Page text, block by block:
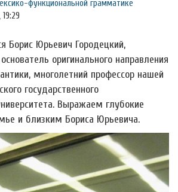
функциональной грамматике
Борис Юрьевич Городецкий,
оригинального направления
многолетний профессор нашей
государственного
Выражаем глубокие
и близким Бориса Юрьевича.